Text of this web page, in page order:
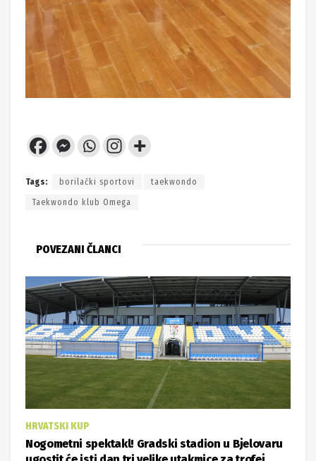
Tags: borilački sportovi taekwondo
Taekwondo klub Omega
POVEZANI ČLANCI
HRVATSKI KUP
Nogometni spektakl! Gradski stadion u Bjelovaru